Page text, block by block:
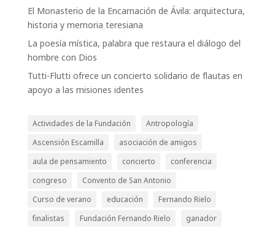
El Monasterio de la Encarnación de Ávila: arquitectura,
historia y memoria teresiana
La poesía mística, palabra que restaura el diálogo del
hombre con Dios
Tutti-Flutti ofrece un concierto solidario de flautas en
apoyo a las misiones identes
Actividades de la Fundación
Antropología
Ascensión Escamilla
asociación de amigos
aula de pensamiento
concierto
conferencia
congreso
Convento de San Antonio
Curso de verano
educación
Fernando Rielo
finalistas
Fundación Fernando Rielo
ganador